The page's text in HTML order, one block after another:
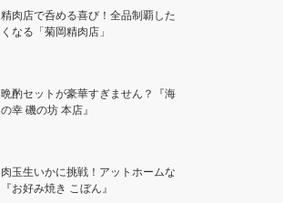
精肉店で呑める喜び！全品制覇した
くなる「菊岡精肉店」
晩酌セットが豪華すぎません？『海
の幸 磯の坊 本店』
肉玉生いかに挑戦！アットホームな
『お好み焼き こぼん』